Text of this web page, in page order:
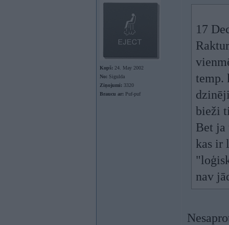
Kopš: 24. May 2002
No: Sigulda
Ziņojumi: 3320
Braucu ar: Puf-puf
17
temp.
bieži
Bet ja
kas ir
nav